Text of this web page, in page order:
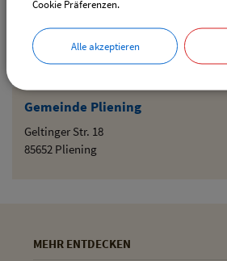
Gemeinde Pliening
Geltinger Str. 18
85652 Pliening
MEHR ENTDECKEN
Cookie Präferenzen.
Alle akzeptieren